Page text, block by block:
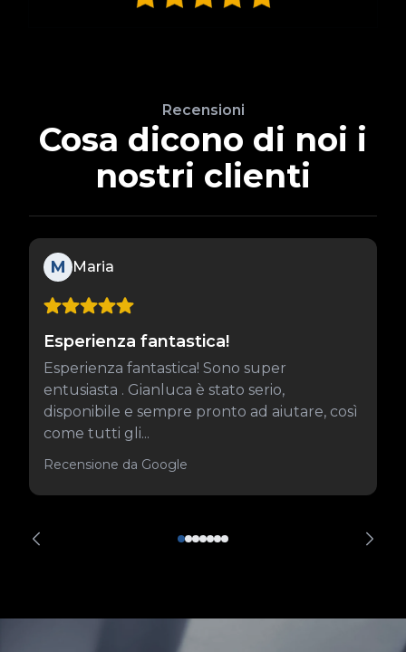
Recensioni
Cosa dicono di noi i
nostri clienti
M Maria
Esperienza fantastica!
Esperienza fantastica! Sono super
entusiasta . Gianluca è stato serio,
disponibile e sempre pronto ad aiutare, così
come tutti gli...
Recensione da Google